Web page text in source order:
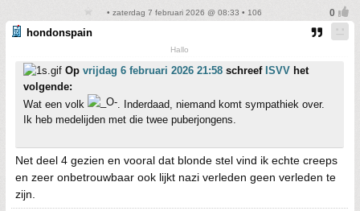
• zaterdag 7 februari 2026 @ 08:33 • 106
hondonspain
Hallo
Op vrijdag 6 februari 2026 21:58 schreef ISVV het
volgende:
Wat een volk
. Inderdaad, niemand komt sympathiek over.
Ik heb medelijden met die twee puberjongens.
Net deel 4 gezien en vooral dat blonde stel vind ik echte creeps
en zeer onbetrouwbaar ook lijkt nazi verleden geen verleden te
zijn.